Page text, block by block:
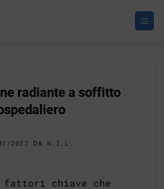
radiante a soffitto
2022 DA N.I.L.
fattori chiave che